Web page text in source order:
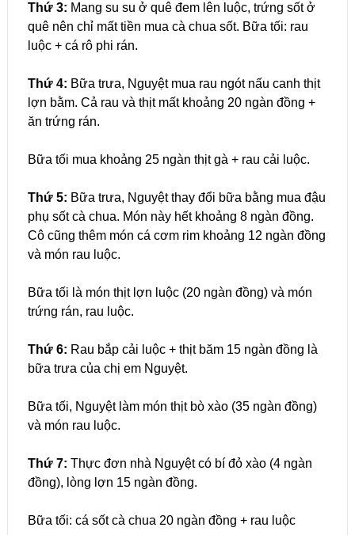
Thứ 3: Mang su su ở quê đem lên luộc, trứng sốt ở
quê nên chỉ mất tiền mua cà chua sốt. Bữa tối: rau
luộc + cá rô phi rán.
Thứ 4: Bữa trưa, Nguyệt mua rau ngót nấu canh thịt
lợn bằm. Cả rau và thịt mất khoảng 20 ngàn đồng +
ăn trứng rán.
Bữa tối mua khoảng 25 ngàn thịt gà + rau cải luộc.
Thứ 5: Bữa trưa, Nguyệt thay đổi bữa bằng mua đậu
phụ sốt cà chua. Món này hết khoảng 8 ngàn đồng.
Cô cũng thêm món cá cơm rim khoảng 12 ngàn đồng
và món rau luộc.
Bữa tối là món thịt lợn luộc (20 ngàn đồng) và món
trứng rán, rau luộc.
Thứ 6: Rau bắp cải luộc + thịt băm 15 ngàn đồng là
bữa trưa của chị em Nguyệt.
Bữa tối, Nguyệt làm món thịt bò xào (35 ngàn đồng)
và món rau luộc.
Thứ 7: Thực đơn nhà Nguyệt có bí đỏ xào (4 ngàn
đồng), lòng lợn 15 ngàn đồng.
Bữa tối: cá sốt cà chua 20 ngàn đồng + rau luộc